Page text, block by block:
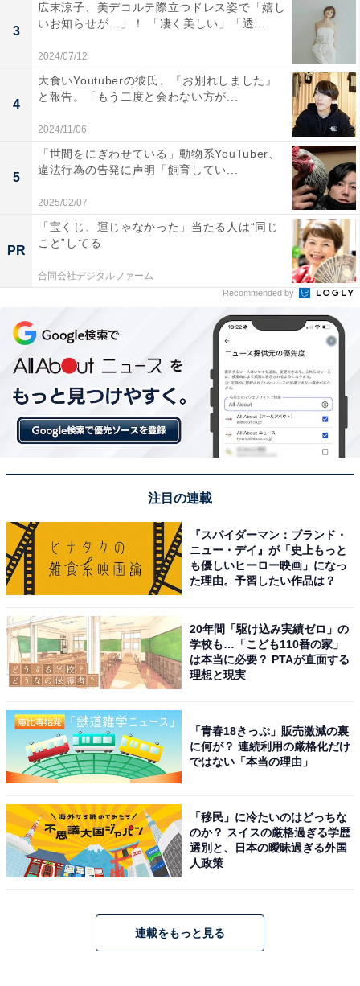
3
広末涼子、美デコルテ際立つドレス姿で「嬉し
いお知らせが…」！ 「凄く美しい」「透...
2024/07/12
4
大食いYoutuberの彼氏、『お別れしました』
と報告。「もう二度と会わない方が...
2024/11/06
5
「世間をにぎわせている」動物系YouTuber、
違法行為の告発に声明「飼育してい...
2025/02/07
PR
「宝くじ、運じゃなかった」当たる人は“同じ
こと”してる
合同会社デジタルファーム
Recommended by
注目の連載
『スパイダーマン：ブランド・
ニュー・デイ』が「史上もっと
も優しいヒーロー映画」になっ
た理由。予習したい作品は？
20年間「駆け込み実績ゼロ」の
学校も…「こども110番の家」
は本当に必要？ PTAが直面する
理想と現実
「青春18きっぷ」販売激減の裏
に何が？ 連続利用の厳格化だけ
ではない「本当の理由」
「移民」に冷たいのはどっちな
のか？ スイスの厳格過ぎる学歴
選別と、日本の曖昧過ぎる外国
人政策
連載をもっと見る